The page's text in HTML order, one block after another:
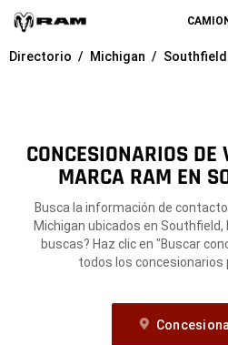
Directorio Michigan Southfield
CONCESIONARIOS DE
MARCA RAM EN
Busca la información de
Michigan ubicados en Southfield,
buscas? Haz clic en "Buscar
todos los concesionarios